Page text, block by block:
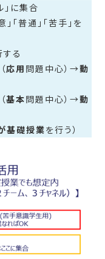
に集合
「普通」「苦手」を
る
応用 問題中心）→動
基本問題中心）→動
基礎授業を行う）